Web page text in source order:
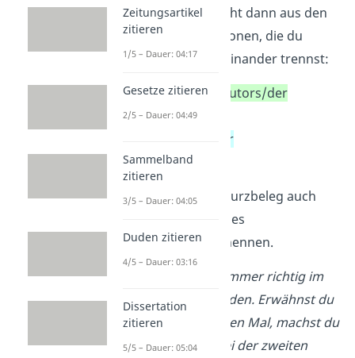
DerKurzbelegbesteht dann aus den
folgenden Informationen, die du
durch Kommas voneinander trennst:
Nachname des Autors/der
Autoren
Erscheinungsjahr
Seitenbereich
Tipp:
Du kannst im Kurzbeleg auch
, statt des
Erscheinungsjahrs, nennen.
„Fußnoten müssen immer richtig im
Text angegeben werden. Erwähnst du
eine Quelle zum ersten Mal, machst du
einen Vollbeleg.“¹ Bei der zweiten
Zeitungsartikel
zitieren
1/5 – Dauer: 04:17
Gesetze zitieren
2/5 – Dauer: 04:49
Sammelband
zitieren
3/5 – Dauer: 04:05
Duden zitieren
4/5 – Dauer: 03:16
Dissertation
zitieren
5/5 – Dauer: 05:04